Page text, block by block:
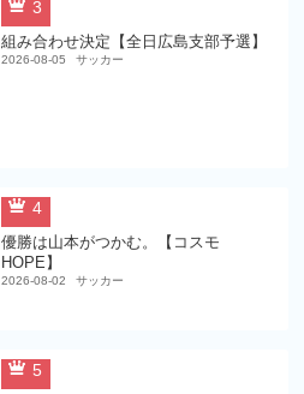
3
組み合わせ決定【全日広島支部予選】
2026-08-05 サッカー
4
優勝は山本がつかむ。【コスモ
HOPE】
2026-08-02 サッカー
5